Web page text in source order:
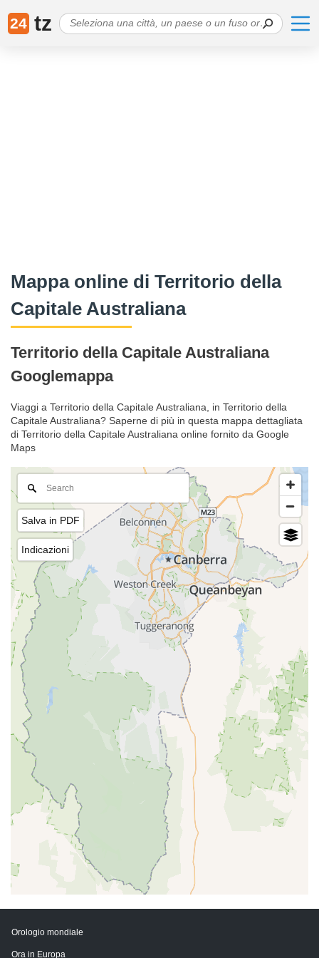
24 tz
Mappa online di Territorio della
Capitale Australiana
Territorio della Capitale Australiana
Googlemappa
Viaggi a Territorio della Capitale Australiana, in Territorio della
Capitale Australiana? Saperne di più in questa mappa dettagliata
di Territorio della Capitale Australiana online fornito da Google
Maps
Salva in PDF
Indicazioni
Orologio mondiale
Ora in Europa